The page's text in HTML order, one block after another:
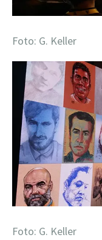
Foto: G. Keller
Foto: G. Keller